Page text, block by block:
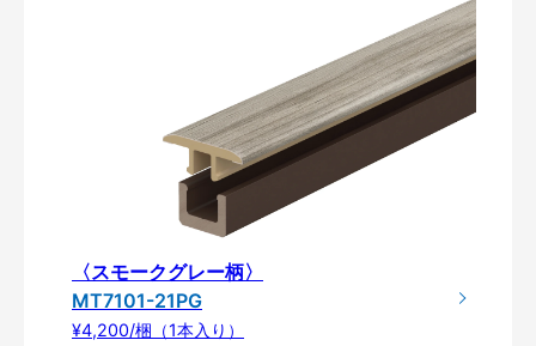
〈スモークグレー柄〉
MT7101-21PG
¥4,200/梱（1本入り）